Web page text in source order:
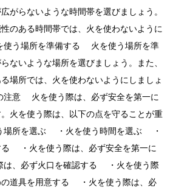
がらないような時間帯を選びましょう。
のある時間帯では、火を使わないように
使う場所を準備する 火を使う場所を準
ないような場所を選びましょう。また、
場所では、火を使わないようにしましょ
注意 火を使う際は、必ず安全を第一に
火を使う際は、以下の点を守ることが重
所を選ぶ ・火を使う時間を選ぶ ・
る ・火を使う際は、必ず安全を第一に
、必ず火口を確認する ・火を使う際
の道具を用意する ・火を使う際は、必